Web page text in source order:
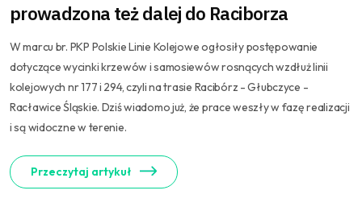
prowadzona też dalej do Raciborza
W marcu br. PKP Polskie Linie Kolejowe ogłosiły postępowanie
dotyczące wycinki krzewów i samosiewów rosnących wzdłuż linii
kolejowych nr 177 i 294, czyli na trasie Racibórz - Głubczyce -
Racławice Śląskie. Dziś wiadomo już, że prace weszły w fazę realizacji
i są widoczne w terenie.
Przeczytaj artykuł